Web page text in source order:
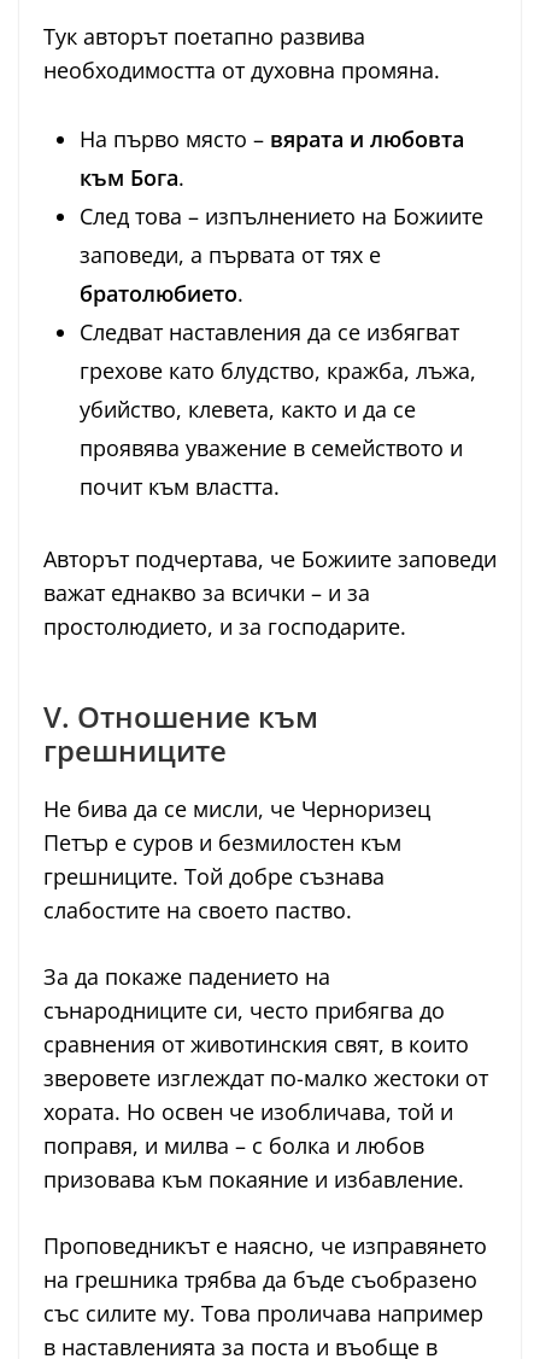
Тук авторът поетапно развива
необходимостта от духовна промяна.
На първо място – вярата и любовта
към Бога.
След това – изпълнението на Божиите
заповеди, а първата от тях е
братолюбието.
Следват наставления да се избягват
грехове като блудство, кражба, лъжа,
убийство, клевета, както и да се
проявява уважение в семейството и
почит към властта.
Авторът подчертава, че Божиите заповеди
важат еднакво за всички – и за
простолюдието, и за господарите.
V. Отношение към
грешниците
Не бива да се мисли, че Черноризец
Петър е суров и безмилостен към
грешниците. Той добре съзнава
слабостите на своето паство.
За да покаже падението на
сънародниците си, често прибягва до
сравнения от животинския свят, в които
зверовете изглеждат по-малко жестоки от
хората. Но освен че изобличава, той и
поправя, и милва – с болка и любов
призовава към покаяние и избавление.
Проповедникът е наясно, че изправянето
на грешника трябва да бъде съобразено
със силите му. Това проличава например
в наставленията за поста и въобще в